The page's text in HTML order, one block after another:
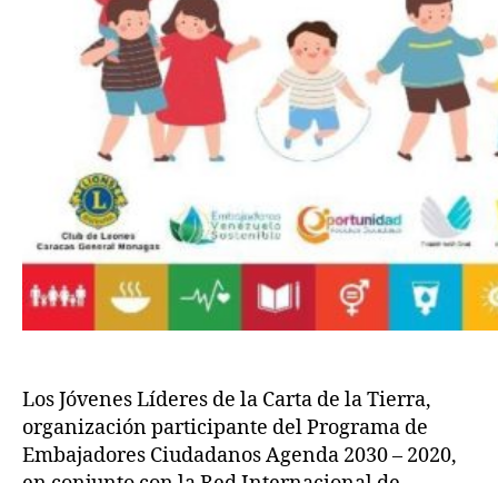
Los Jóvenes Líderes de la Carta de la Tierra,
organización participante del Programa de
Embajadores Ciudadanos Agenda 2030 – 2020,